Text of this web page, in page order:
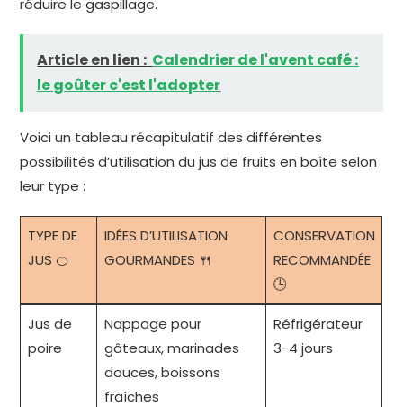
Article en lien : Calendrier de l'avent café :
le goûter c'est l'adopter
Voici un tableau récapitulatif des différentes
possibilités d’utilisation du jus de fruits en boîte selon
leur type :
TYPE DE
JUS 🍊
IDÉES D’UTILISATION
GOURMANDES 🍴
CONSERVATION
RECOMMANDÉE
🕒
Jus de
poire
Nappage pour
gâteaux, marinades
douces, boissons
fraîches
Réfrigérateur
3-4 jours